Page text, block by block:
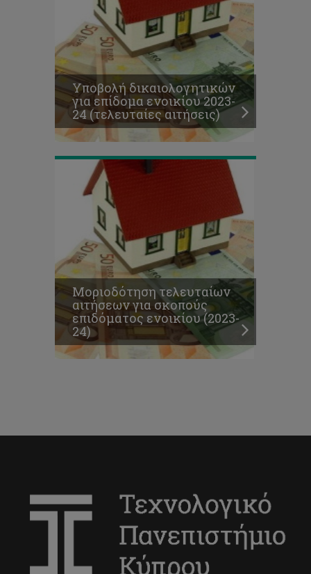
Υποβολή δικαιολογητικών
για επίδομα ενοικίου 2023-
24 (τελευταίες αιτήσεις)
Μοριοδότηση
τελευταίων
αιτήσεων
για
σκοπούς
επιδόματος
ενοικίου
(2023-
24)
Μοριοδότηση τελευταίων
αιτήσεων για σκοπούς
επιδόματος ενοικίου (2023-
24)